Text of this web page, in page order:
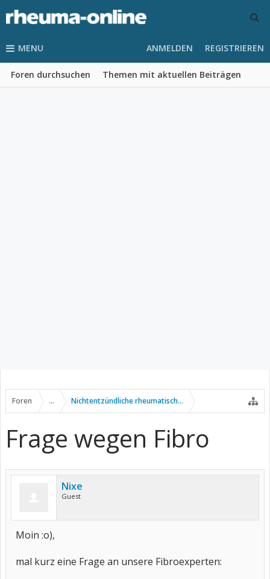
MENU
Foren durchsuchen Themen mit aktuellen Beiträgen
ANMELDEN REGISTRIEREN
Foren ... Nichtentzündliche rheumatische Erkrankungen
Frage wegen Fibro
Nixe
Guest
Moin :o),
mal kurz eine Frage an unsere Fibroexperten: